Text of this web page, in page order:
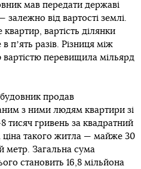
мав передати державі
залежно від вартості землі.
вартість ділянки
пʼять разів. Різниця між
перевищила мільярд
продав
з ними людям квартири зі
гривень за квадратний
ціна такого житла — майже 30
метр. Загальна сума
становить 16,8 мільйона